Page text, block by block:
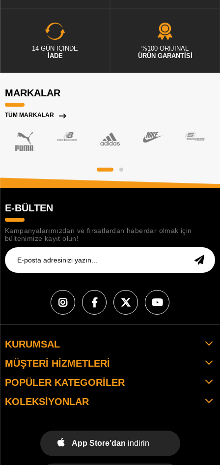
14 GÜN İÇİNDE
İADE
%100 ORİJİNAL
ÜRÜN GARANTİSİ
MARKALAR
TÜM MARKALAR
E-BÜLTEN
Kampanyalarımızdan ve fırsatlardan haberdar olmak için
bültenimize kayıt olun!
KURUMSAL
MÜŞTERI HIZMETLERI
POPÜLER KATEGORILER
KOLEKSIYONLAR
App Store’dan indirin